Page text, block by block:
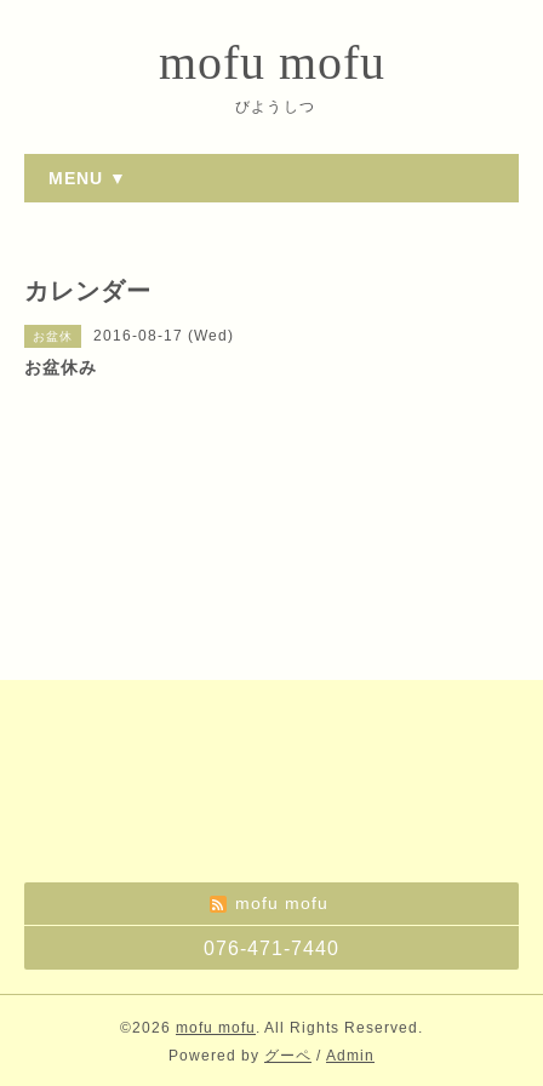
mofu mofu
びようしつ
MENU ▼
カレンダー
お盆休 2016-08-17 (Wed)
お盆休み
mofu mofu
076-471-7440
©2026 mofu mofu . All Rights Reserved.
Powered by グーペ / Admin